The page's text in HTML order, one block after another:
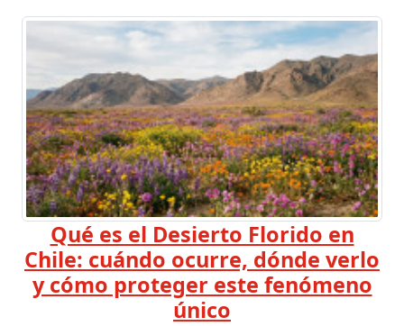
Qué es el Desierto Florido en
Chile: cuándo ocurre, dónde verlo
y cómo proteger este fenómeno
único